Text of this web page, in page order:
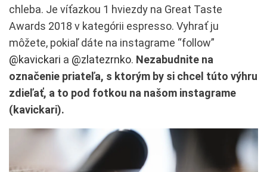
chleba. Je víťazkou 1 hviezdy na Great Taste
Awards 2018 v kategórii espresso. Vyhrať ju
môžete, pokiaľ dáte na instagrame “follow”
@kavickari a @zlatezrnko. Nezabudnite na
označenie priateľa, s ktorým by si chcel túto výhru
zdieľať, a to pod fotkou na našom instagrame
(kavickari).